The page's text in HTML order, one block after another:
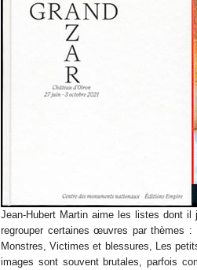
Jean-Hubert Martin aime les listes dont
regrouper certaines œuvres par thèmes
Monstres, Victimes et blessures, Les
images sont souvent brutales, parfois